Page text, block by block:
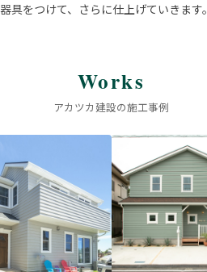
をつけて、さらに仕上げていきます。
Works
アカツカ建設の施工事例